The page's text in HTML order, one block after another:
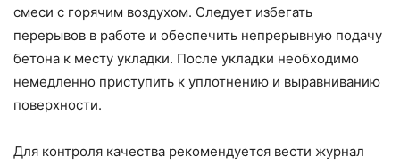
смеси с горячим воздухом. Следует избегать
перерывов в работе и обеспечить непрерывную подачу
бетона к месту укладки. После укладки необходимо
немедленно приступить к уплотнению и выравниванию
поверхности.
Для контроля качества рекомендуется вести журнал